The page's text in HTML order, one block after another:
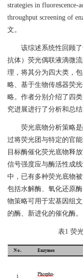
strategies in
throughput screening of
文。
该综述系统性回顾
抗体）荧光偶联液滴微
理，将其分为四大类，
略、基于生物传感器荧
略。 作者分别介绍了 四类
究进展进行了分析和总结
荧光底物分析策略
过将荧光团与特定的官
目标酶催化荧光底物释
信号强度应与酶活性成
中，已有多种荧光底物
包括水解酶、氧化还原
物策略可用于宏基因组
的酶、新进化的催化酶。
表1 荧